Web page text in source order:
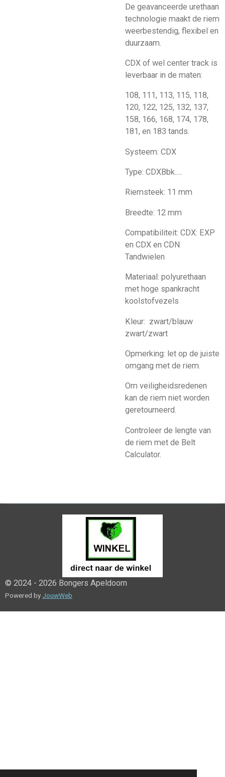
De geavanceerde urethaan
technologie maakt de riem
weerbestendig, flexibel en
duurzaam.
CDX of wel center track is
leverbaar in de maten:
108, 111, 113, 115, 118,
120, 122, 125, 132, 137,
158, 166, 168, 174, 178,
181, en 183 tands.
Systeem: CDX
Type: CDXBbk.....
Riemsteek: 11 mm
Breedte: 12 mm
Compatibiliteit: CDX: EXP
en CDX en CDN
Tandwielen
Materiaal: polyurethaan
met hoge spankracht
koolstofvezels
Kleur: zwart/blauw
zwart/zwart
Opmerking: let op de juiste
omgang met de riem.
Om veiligheidsredenen
kan de riem niet worden
geretourneerd.
Controleer de lengte van
de riem met de Belt
Calculator.
© 2024 - 2026 Bongers Apeldoorn
Powered by JouwWeb